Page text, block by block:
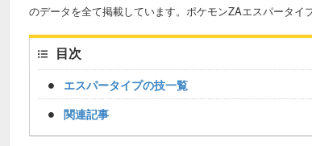
のデータを全て掲載しています。ポケモンZAエスパータイ
目次
エスパータイプの技一覧
関連記事